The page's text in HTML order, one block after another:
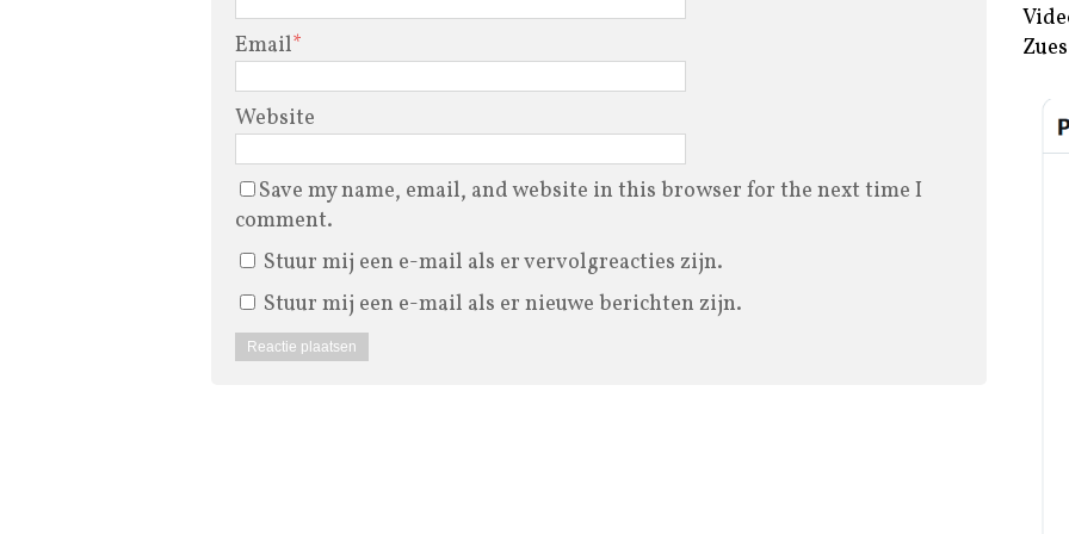
Email*
Website
Save my name, email, and website in this browser for the next time I
comment.
Stuur mij een e-mail als er vervolgreacties zijn.
Stuur mij een e-mail als er nieuwe berichten zijn.